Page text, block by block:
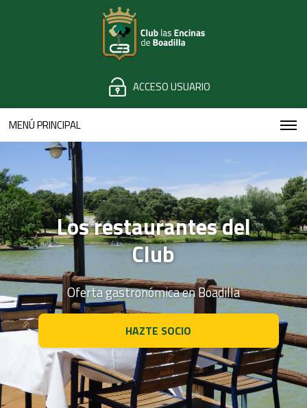
ACCESO USUARIO
MENÚ PRINCIPAL
Los restaurantes del
Club
Oferta gastronómica en Boadilla
HAZTE SOCIO